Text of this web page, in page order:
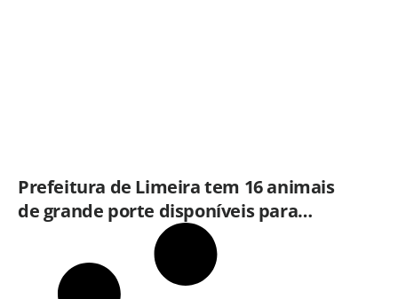
Prefeitura de Limeira tem 16 animais
de grande porte disponíveis para
adoção no Horto